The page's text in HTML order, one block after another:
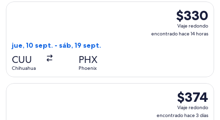
$330
Viaje
redondo,
$330
Viaje redondo
encontrado hace 14 horas
jue, 10 sept. - sáb, 19 sept.
CUU
Chihuahua
PHX
Phoenix
Seleccionar vuelo de Frontier Airlines, con salida el jue, 10
$374
Viaje
redondo,
$374
Viaje redondo
encontrado hace 3 días
Seleccionar vuelo de Frontier Airlines, con salida el sáb, 10